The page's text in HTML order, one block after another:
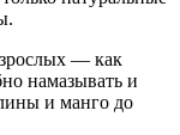
— как
намазывать и
и манго до